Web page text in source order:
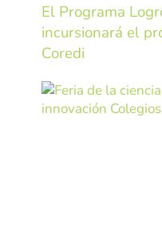
El Programa
incursionará el
Coredi